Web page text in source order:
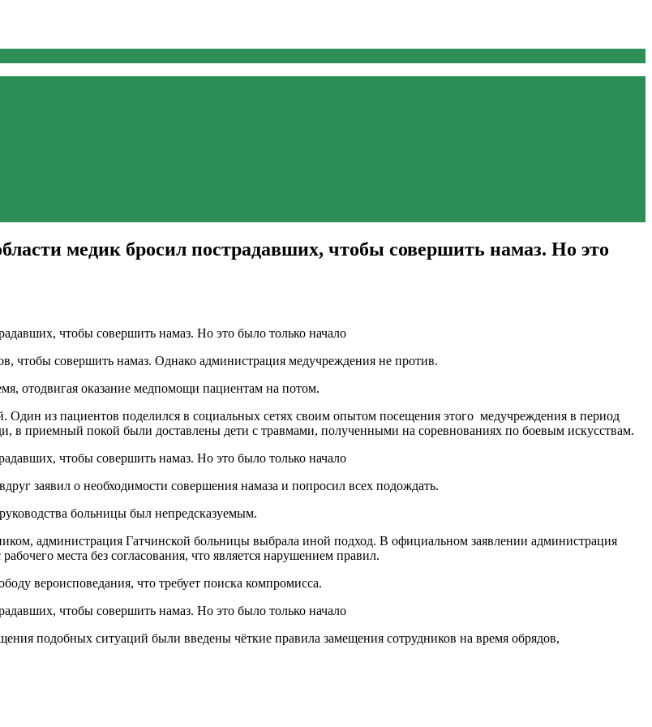
медик бросил пострадавших, чтобы совершить намаз. Но это
чтобы совершить намаз. Однако администрация медучреждения не против.
отодвигая оказание медпомощи пациентам на потом.
из пациентов поделился в социальных сетях своим опытом посещения этого медучреждения в период
в приемный покой были доставлены дети с травмами, полученными на соревнованиях по боевым искусствам.
заявил о необходимости совершения намаза и попросил всех подождать.
больницы был непредсказуемым.
администрация Гатчинской больницы выбрала иной подход. В официальном заявлении администрация
места без согласования, что является нарушением правил.
вероисповедания, что требует поиска компромисса.
подобных ситуаций были введены чёткие правила замещения сотрудников на время обрядов,